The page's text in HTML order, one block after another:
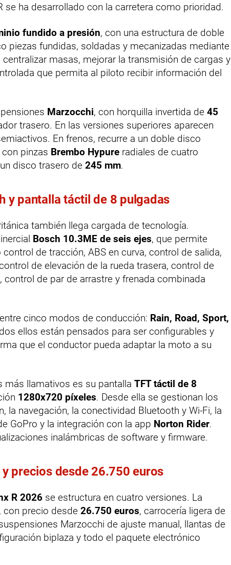
se ha desarrollado con la carretera como prioridad.
fundido a presión, con una estructura de doble
piezas fundidas, soldadas y mecanizadas mediante
centralizar masas, mejorar la transmisión de cargas y
que permita al piloto recibir información del
Marzocchi, con horquilla invertida de 45
trasero. En las versiones superiores aparecen
En frenos, recurre a un doble disco
con pinzas Brembo Hypure radiales de cuatro
disco trasero de 245 mm.
y pantalla táctil de 8 pulgadas
también llega cargada de tecnología.
Bosch 10.3ME de seis ejes, que permite
de tracción, ABS en curva, control de salida,
de elevación de la rueda trasera, control de
control de par de arrastre y frenada combinada
cinco modos de conducción: Rain, Road, Sport,
ellos están pensados para ser configurables y
que el conductor pueda adaptar la moto a su
más llamativos es su pantalla TFT táctil de 8
1280x720 píxeles. Desde ella se gestionan los
la navegación, la conectividad Bluetooth y Wi-Fi, la
GoPro y la integración con la app Norton Rider.
inalámbricas de software y firmware.
precios desde 26.750 euros
R 2026 se estructura en cuatro versiones. La
, con precio desde 26.750 euros, carrocería ligera de
Marzocchi de ajuste manual, llantas de
biplaza y todo el paquete electrónico